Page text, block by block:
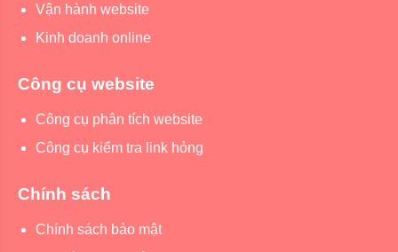
Vận hành website
Kinh doanh online
Công cụ website
Công cụ phân tích website
Công cụ kiểm tra link hỏng
Chính sách
Chính sách bảo mật